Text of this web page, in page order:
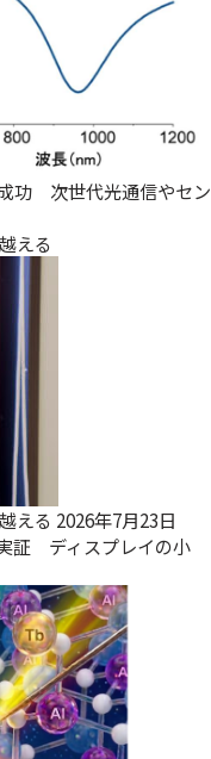
功 次世代光通信やセン
える
える 2026年7月23日
証 ディスプレイの小